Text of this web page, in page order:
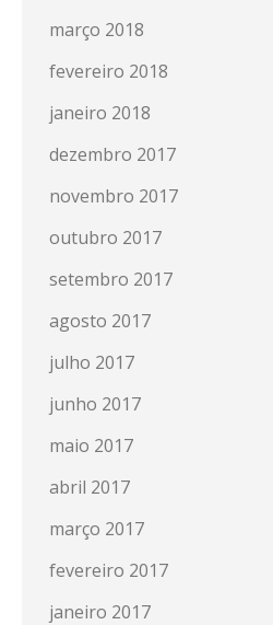
março 2018
fevereiro 2018
janeiro 2018
dezembro 2017
novembro 2017
outubro 2017
setembro 2017
agosto 2017
julho 2017
junho 2017
maio 2017
abril 2017
março 2017
fevereiro 2017
janeiro 2017